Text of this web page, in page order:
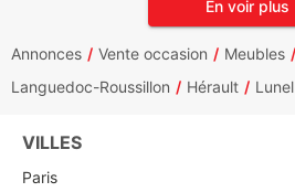
En voir plus
Annonces Vente occasion Meubles
Languedoc-Roussillon
Hérault Lunel
VILLES
Paris